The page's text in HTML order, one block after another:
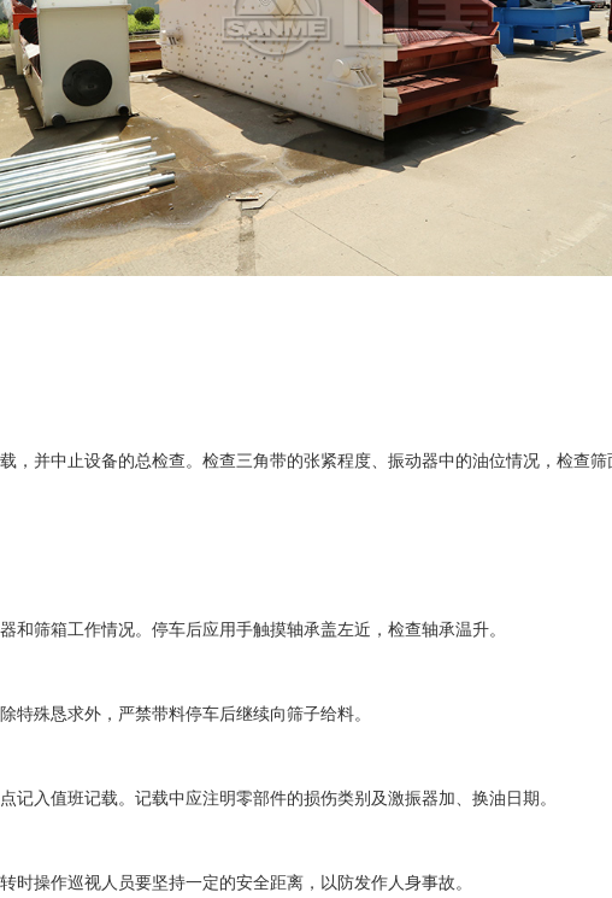
并中止设备的总检查。检查三角带的张紧程度、振动器中的油位情况，检查
筛箱工作情况。停车后应用手触摸轴承盖左近，检查轴承温升。
殊恳求外，严禁带料停车后继续向筛子给料。
入值班记载。记载中应注明零部件的损伤类别及激振器加、换油日期。
操作巡视人员要坚持一定的安全距离，以防发作人身事故。